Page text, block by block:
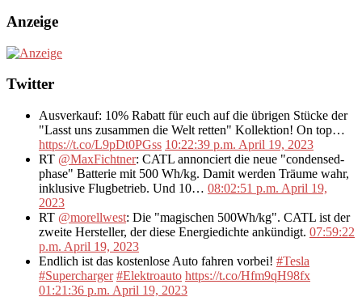
Anzeige
Twitter
Ausverkauf: 10% Rabatt für euch auf die übrigen Stücke der
"Lasst uns zusammen die Welt retten" Kollektion! On top…
https://t.co/L9pDt0PGss 10:22:39 p.m. April 19, 2023
RT @MaxFichtner: CATL annonciert die neue "condensed-
phase" Batterie mit 500 Wh/kg. Damit werden Träume wahr,
inklusive Flugbetrieb. Und 10… 08:02:51 p.m. April 19,
2023
RT @morellwest: Die "magischen 500Wh/kg". CATL ist der
zweite Hersteller, der diese Energiedichte ankündigt. 07:59:22
p.m. April 19, 2023
Endlich ist das kostenlose Auto fahren vorbei! #Tesla
#Supercharger #Elektroauto https://t.co/Hfm9qH98fx
01:21:36 p.m. April 19, 2023